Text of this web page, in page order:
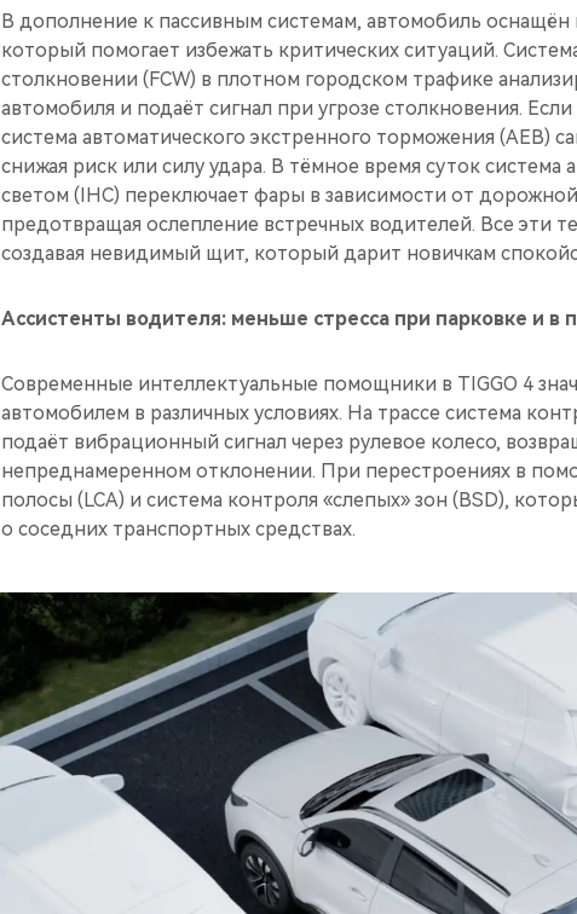
В дополнение к пассивным системам, автомобиль оснащён
который помогает избежать критических ситуаций.
столкновении (FCW) в плотном городском трафике
автомобиля и подаёт сигнал при угрозе столкновения.
система автоматического экстренного торможения (AEB)
снижая риск или силу удара. В тёмное время суток система
светом (IHC) переключает фары в зависимости от
предотвращая ослепление встречных водителей. Все эти
создавая невидимый щит, который дарит новичкам
Ассистенты водителя: меньше стресса при парковке и в
Современные интеллектуальные помощники в TIGGO 4
автомобилем в различных условиях. На трассе система
подаёт вибрационный сигнал через рулевое колесо,
непреднамеренном отклонении. При перестроениях в
полосы (LCA) и система контроля «слепых» зон (BSD),
о соседних транспортных средствах.